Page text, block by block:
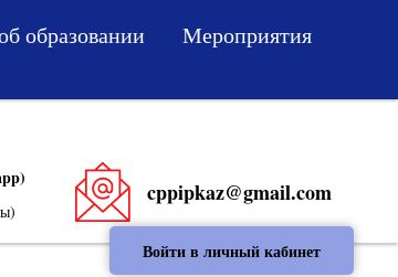
образовании
Мероприятия
cppipkaz@gmail.com
Войти в личный кабинет